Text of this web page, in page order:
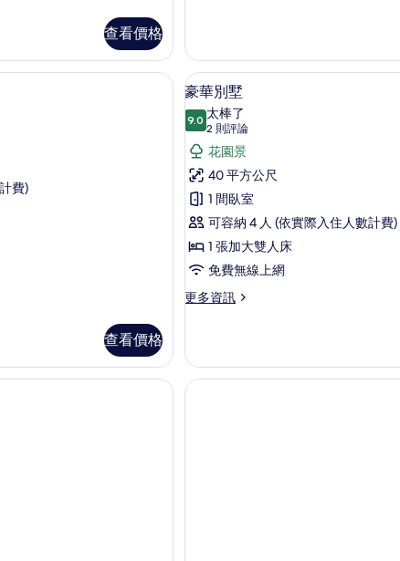
查看價格
人
床,
花
園
景
觀
的
所
有
相
片
雙
人
房,
張
準
雙
人
床,
花
景
觀
詳
豪華平房, 花園 | 1 間臥室、Select Comfort 床墊、迷你吧、客房內保險箱
費)
查看價格
顯
示
豪
華
別
墅
的
所
有
相
豪華
11
豪華別墅
9.09.0 分，滿分 10 分
太棒了
2 則評論
(2
則
評
論)
花園景
40 平方公尺
1 間臥室
可容納 4 人 (依實際入住人數計費)
1 張加大雙人床
免費無線上網
更多資訊
更
別
墅
的